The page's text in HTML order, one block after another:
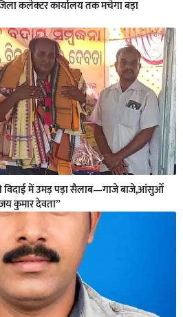
कलेक्टर कार्यालय तक मचेगा बड़ा
विदाई में उमड़ पड़ा सैलाब—गाजे बाजे,आंसुओं
कुमार देवता”